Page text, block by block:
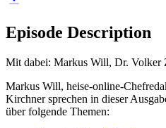
Episode Description
Mit dabei: Markus Will, Dr. Volker
Markus Will, heise-online-
Kirchner sprechen in dieser
über folgende Themen: